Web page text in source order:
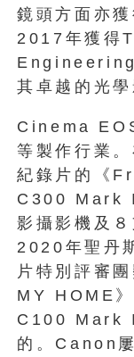
鏡頭方面亦
2017年獲得
其卓越的光學
Cinema
等製作行業
紀錄片的《
C300 Mark
影攝影機及
2020年聖丹
片特別評審
MY HOME
C100 Mark
的。Canon